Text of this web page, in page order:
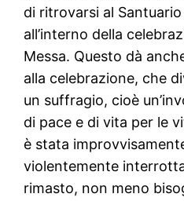
di ritrovarsi al Santuario
all’interno della
Messa. Questo dà
alla celebrazione, che
un suffragio, cioè
di pace e di vita per le
è stata
violentemente
rimasto, non meno